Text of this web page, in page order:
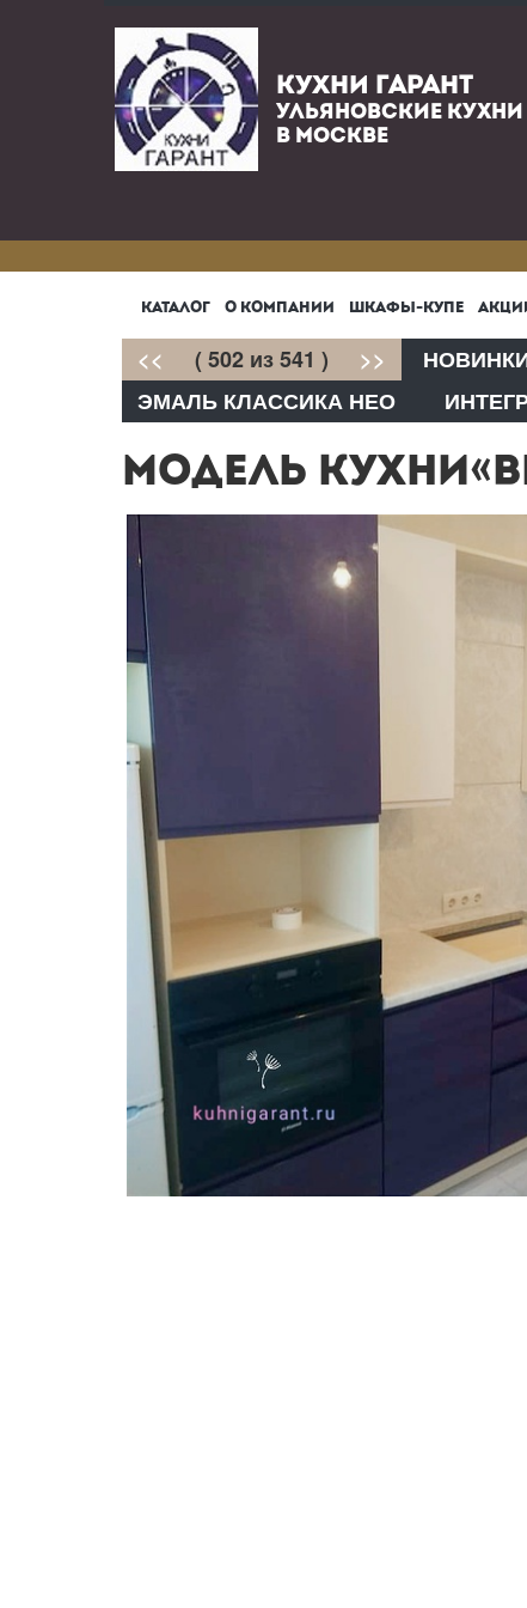
КУХНИ ГАРАНТ
УЛЬЯНОВСКИЕ КУХНИ
В МОСКВЕ
КАТАЛОГ О КОМПАНИИ ШКАФЫ-КУПЕ
<< ( 502 из 541 ) >>
ЭМАЛЬ КЛАССИКА НЕО
МОДЕЛЬ